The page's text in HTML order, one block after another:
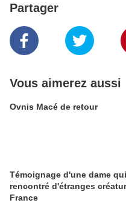
Partager
Vous aimerez aussi
Ovnis Macé de retour
Témoignage d'une dame
rencontré d'étranges
France